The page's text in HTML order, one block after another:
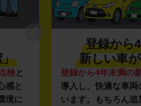
」
検と
感と
境に
登録から
新しい車
登録から4年未満の
導入し、快適な車両
います。もちろん追